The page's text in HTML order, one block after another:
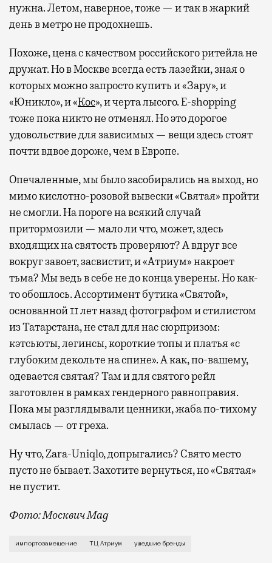
нужна. Летом, наверное, тоже — и так в жаркий
день в метро не продохнешь.
Похоже, цена с качеством российского ритейла не
дружат. Но в Москве всегда есть лазейки, зная о
которых можно запросто купить и «Зару», и
«Юникло», и «Кос», и черта лысого. E-shopping
тоже пока никто не отменял. Но это дорогое
удовольствие для зависимых — вещи здесь стоят
почти вдвое дороже, чем в Европе.
Опечаленные, мы было засобирались на выход, но
мимо кислотно-розовой вывески «Святая» пройти
не смогли. На пороге на всякий случай
притормозили — мало ли что, может, здесь
входящих на святость проверяют? А вдруг все
вокруг завоет, засвистит, и «Атриум» накроет
тьма? Мы ведь в себе не до конца уверены. Но как-
то обошлось. Ассортимент бутика «Святой»,
основанной 11 лет назад фотографом и стилистом
из Татарстана, не стал для нас сюрпризом:
кэтсьюты, легинсы, короткие топы и платья «с
глубоким декольте на спине». А как, по-вашему,
одевается святая? Там и для святого рейл
заготовлен в рамках гендерного равноправия.
Пока мы разглядывали ценники, жаба по-тихому
смылась — от греха.
Ну что, Zara-Uniqlo, допрыгались? Свято место
пусто не бывает. Захотите вернуться, но «Святая»
не пустит.
Фото: Москвич Mag
Конечно, с одной стороны, большинство
импортозамещение ТЦ Атриум ушедшие бренды